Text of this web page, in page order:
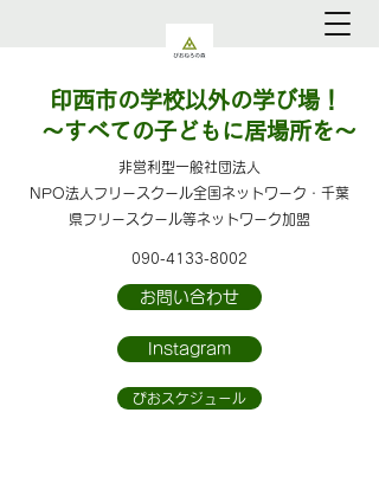
印西市の学校以外の学び場！
～すべての子どもに居場所を～
​​非営利型一般社団法人
NPO法人フリースクール全国ネットワーク・千葉
県フリースクール等ネットワーク加盟
090-4133-8002
お問い合わせ
Instagram
ぴおスケジュール